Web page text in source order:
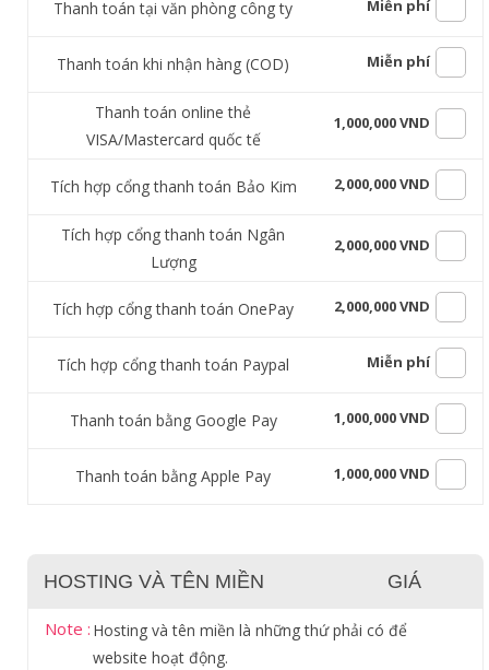
Thanh toán tại văn phòng công ty Miễn phí
Thanh toán khi nhận hàng (COD) Miễn phí
Thanh toán online thẻ
VISA/Mastercard quốc tế
1,000,000 VND
Tích hợp cổng thanh toán Bảo Kim 2,000,000 VND
Tích hợp cổng thanh toán Ngân
Lượng
2,000,000 VND
Tích hợp cổng thanh toán OnePay 2,000,000 VND
Tích hợp cổng thanh toán Paypal Miễn phí
Thanh toán bằng Google Pay 1,000,000 VND
Thanh toán bằng Apple Pay 1,000,000 VND
HOSTING VÀ TÊN MIỀN GIÁ
Note : Hosting và tên miền là những thứ phải có để
website hoạt động.